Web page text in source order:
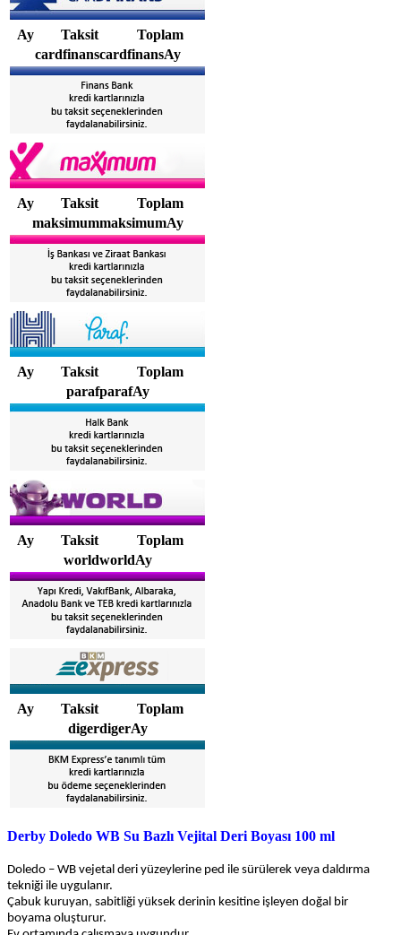
Ay Taksit
Toplam
cardfinanscardfinansAy
Ay Taksit
Toplam
maksimummaksimumAy
Ay Taksit
Toplam
parafparafAy
Ay Taksit
Toplam
worldworldAy
Ay Taksit
Toplam
digerdigerAy
Derby Doledo WB Su Bazlı Vejital Deri Boyası 100 ml
Doledo – WB vejetal deri yüzeylerine ped ile sürülerek veya daldırma
tekniği ile uygulanır.
Çabuk kuruyan, sabitliği yüksek derinin kesitine işleyen doğal bir
boyama oluşturur.